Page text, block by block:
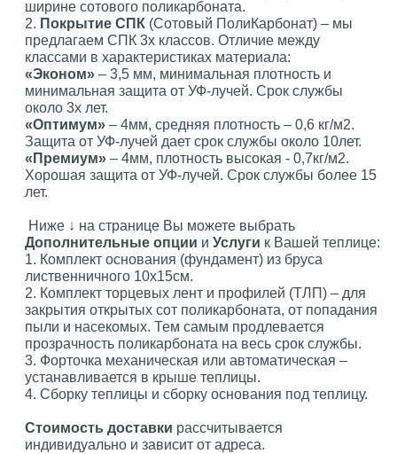
ширине сотового поликарбоната.
2. Покрытие СПК (Сотовый ПолиКарбонат) – мы
предлагаем СПК 3х классов. Отличие между
классами в характеристиках материала:
«Эконом» – 3,5 мм, минимальная плотность и
минимальная защита от УФ-лучей. Срок службы
около 3х лет.
«Оптимум» – 4мм, средняя плотность – 0,6 кг/м2.
Защита от УФ-лучей дает срок службы около 10лет.
«Премиум» – 4мм, плотность высокая - 0,7кг/м2.
Хорошая защита от УФ-лучей. Срок службы более 15
лет.
Ниже ↓ на странице Вы можете выбрать
Дополнительные опции и Услуги к Вашей теплице:
1. Комплект основания (фундамент) из бруса
лиственничного 10х15см.
2. Комплект торцевых лент и профилей (ТЛП) – для
закрытия открытых сот поликарбоната, от попадания
пыли и насекомых. Тем самым продлевается
прозрачность поликарбоната на весь срок службы.
3. Форточка механическая или автоматическая –
устанавливается в крыше теплицы.
4. Сборку теплицы и сборку основания под теплицу.
Стоимость доставки рассчитывается
индивидуально и зависит от адреса.